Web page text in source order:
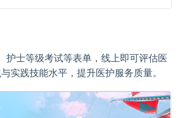
护士等级考试等表单，线上即可评估医
实践技能水平，提升医护服务质量。